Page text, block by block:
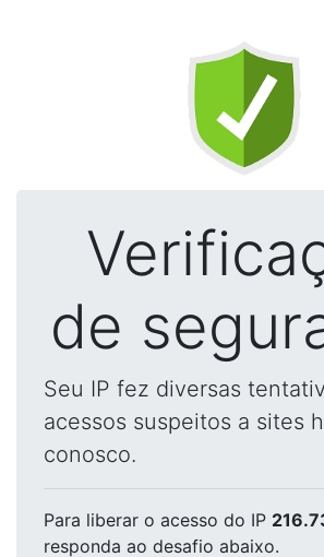
de
Seu IP fez diversas
acessos suspeitos a sites
conosco.
Para liberar o acesso do IP
responda ao desafio abaixo.